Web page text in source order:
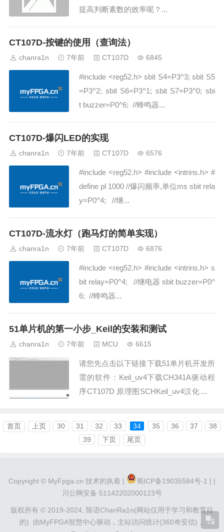
提高判断素数的效率呢？...
CT107D-按键的使用（查询法）
chanra1n 7年前 CT107D 6845
#include <reg52.h> sbit S4=P3^3; sbit S5
=P3^2; sbit S6=P3^1; sbit S7=P3^0; sbi
t buzzer=P0^6; //蜂鸣器...
CT107D-爆闪LED的实现
chanra1n 7年前 CT107D 6576
#include <reg52.h> #include <intrins.h> #
define pl 1000 //爆闪频率,单位ms sbit rela
y=P0^4; //继...
CT107D-流水灯（跑马灯的简单实现）
chanra1n 7年前 CT107D 6876
#include <reg52.h> #include <intrins.h> s
bit relay=P0^4; //继电器 sbit buzzer=P0^
6; //蜂鸣器...
51单片机的第一小步_Keil的安装和测试
chanra1n 7年前 MCU 6615
请您先点击以下链接下载51单片机开发所
需的软件：Keil_uv4下载CH341A驱动程
序CT107D 原理图SCHKeil_uv4汉化文件
上有太多的教程，此处不做赘述。下面进
行keil程序的测试：这个是您打开Keil软件
时的界面，第一步请您点击工程-new μv
首页 上页 30 31 32 33 34 35 36 37
38
39
下页 尾页
Copyright © MyFpga.cn 技术的执着 | 蜀ICP备19035584号-1 | |
川公网安备 51142202000123号
版权所有 © 2019-2024,
陈语ChanRa1n(网站仅用于学习和教育目
的).
由MyFPGA智慧中心驱动， 主站访问统计(360奇安信) ，